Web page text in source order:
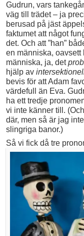
Gudrun, vars
väg till trädet – ja
berusad på jäst
faktumet att något
det. Och att ”han”
en människa, oavsett
människa, ja, det
hjälp av
bevis för att Adam
värdefull än Eva.
ha ett tredje
vi inte känner till.
där, men så är jag
slingriga banor.)
Så vi fick då tre